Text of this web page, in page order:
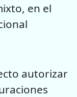
en el
autorizar